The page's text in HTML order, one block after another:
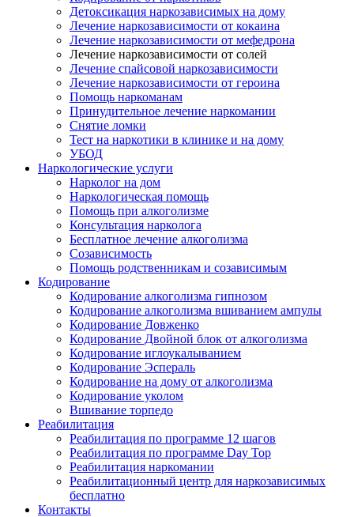
Детоксикация наркозависимых на дому
Лечение наркозависимости от кокаина
Лечение наркозависимости от мефедрона
Лечение наркозависимости от солей
Лечение спайсовой наркозависимости
Лечение наркозависимости от героина
Помощь наркоманам
Принудительное лечение наркомании
Снятие ломки
Тест на наркотики в клинике и на дому
УБОД
Наркологические услуги
Нарколог на дом
Наркологическая помощь
Помощь при алкоголизме
Консультация нарколога
Бесплатное лечение алкоголизма
Созависимость
Помощь родственникам и созависимым
Кодирование
Кодирование алкоголизма гипнозом
Кодирование алкоголизма вшиванием ампулы
Кодирование Довженко
Кодирование Двойной блок от алкоголизма
Кодирование иглоукалыванием
Кодирование Эспераль
Кодирование на дому от алкоголизма
Кодирование уколом
Вшивание торпедо
Реабилитация
Реабилитация по программе 12 шагов
Реабилитация по программе Day Top
Реабилитация наркомании
Реабилитационный центр для наркозависимых
бесплатно
Контакты